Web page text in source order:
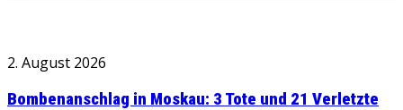
2. August 2026
Bombenanschlag in Moskau: 3 Tote und 21 Verletzte